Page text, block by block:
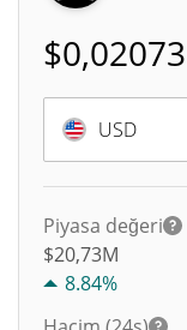
$0,02073
USD
Piyasa değeri
$20,73M
8.84%